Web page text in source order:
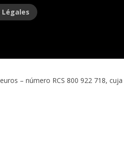
– número RCS 800 922 718,